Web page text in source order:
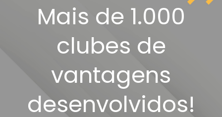
Mais de 1.000
clubes de
vantagens
desenvolvidos!